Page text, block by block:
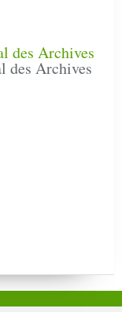
des Archives